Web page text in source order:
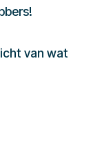
van wat